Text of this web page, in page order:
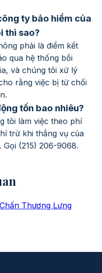
ty bảo hiểm của
thì sao?
phải là điểm kết
qua hệ thống bồi
và chúng tôi xử lý
rằng việc bị từ chối
tốn bao nhiêu?
tôi làm việc theo phí
trừ khi thắng vụ của
(215) 206-9068.
Chấn Thương Lưng